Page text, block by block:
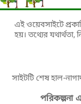
এই ওয়েবসাইটে
হয়। তথ্যের যথার্থতা,
সাইটটি শেষ হাল-
পরিকল্পনা